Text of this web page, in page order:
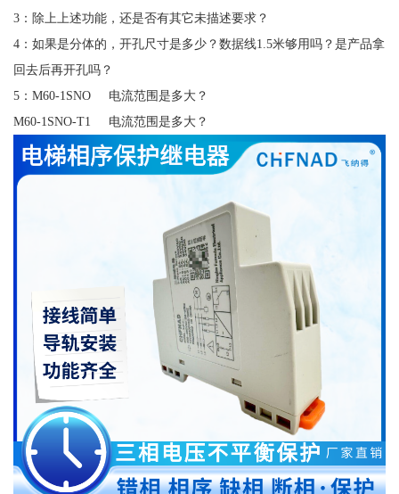
3：除上上述功能，还是否有其它未描述要求？
4：如果是分体的，开孔尺寸是多少？数据线1.5米够用吗？是产品拿
回去后再开孔吗？
5：M60-1SNO 电流范围是多大？
M60-1SNO-T1 电流范围是多大？